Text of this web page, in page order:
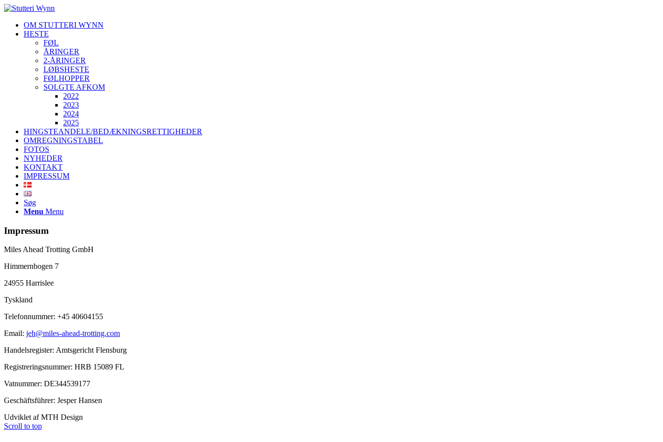
OM STUTTERI WYNN
HESTE
FØL
ÅRINGER
2-ÅRINGER
LØBSHESTE
FØLHOPPER
SOLGTE AFKOM
2022
2023
2024
2025
HINGSTEANDELE/BEDÆKNINGSRETTIGHEDER
OMREGNINGSTABEL
FOTOS
NYHEDER
KONTAKT
IMPRESSUM
Søg
Menu Menu
Impressum
Miles Ahead Trotting GmbH
Himmernbogen 7
24955 Harrislee
Tyskland
Telefonnummer: +45 40604155
Email: jeh@miles-ahead-trotting.com
Handelsregister: Amtsgericht Flensburg
Registreringsnummer: HRB 15089 FL
Vatnummer: DE344539177
Geschäftsführer: Jesper Hansen
Udviklet af MTH Design
Scroll to top